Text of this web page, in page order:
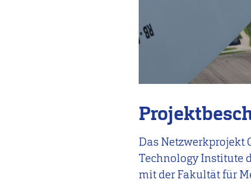
Das Netzwerkprojekt
Technology Institute
mit der Fakultät für